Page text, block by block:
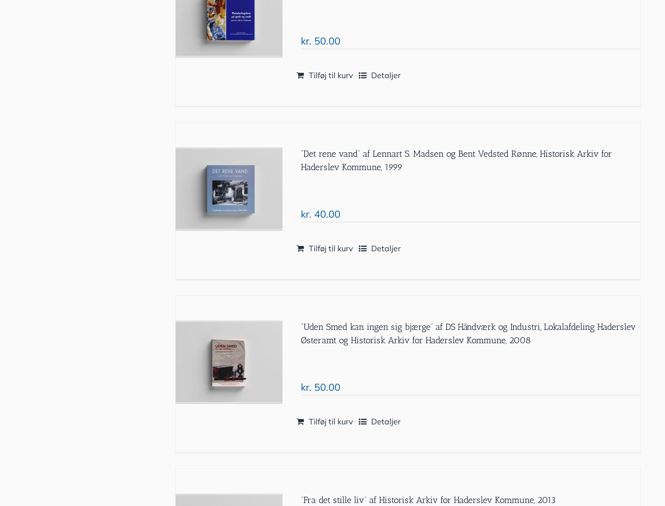
kr. 50.00
Tilføj til kurv Detaljer
”Det rene vand” af Lennart S. Madsen og Bent Vedsted Rønne, Historisk Arkiv for
Haderslev Kommune, 1999
kr. 40.00
Tilføj til kurv Detaljer
”Uden Smed kan ingen sig bjærge” af DS Håndværk og Industri, Lokalafdeling Haderslev
Østeramt og Historisk Arkiv for Haderslev Kommune, 2008
kr. 50.00
Tilføj til kurv Detaljer
”Fra det stille liv” af Historisk Arkiv for Haderslev Kommune, 2013